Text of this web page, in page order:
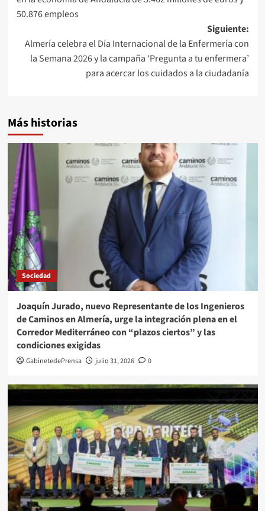
entradas
50.876 empleos
Siguiente:
Almería celebra el Día Internacional de la Enfermería con
la Semana 2026 y la campaña ‘Pregunta a tu enfermera’
para acercar los cuidados a la ciudadanía
Más historias
Sociedad
Joaquín Jurado, nuevo Representante de los Ingenieros
de Caminos en Almería, urge la integración plena en el
Corredor Mediterráneo con “plazos ciertos” y las
condiciones exigidas
GabinetedePrensa julio 31, 2026 0